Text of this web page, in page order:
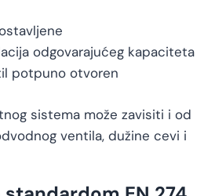
odgovarajućeg kapaciteta
potpuno otvoren
sistema može zavisiti i od
ventila, dužine cevi i